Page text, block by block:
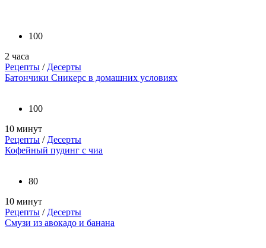
100
2 часа
Рецепты / Десерты
Батончики Сникерс в домашних условиях
100
10 минут
Рецепты / Десерты
Кофейный пудинг с чиа
80
10 минут
Рецепты / Десерты
Смузи из авокадо и банана